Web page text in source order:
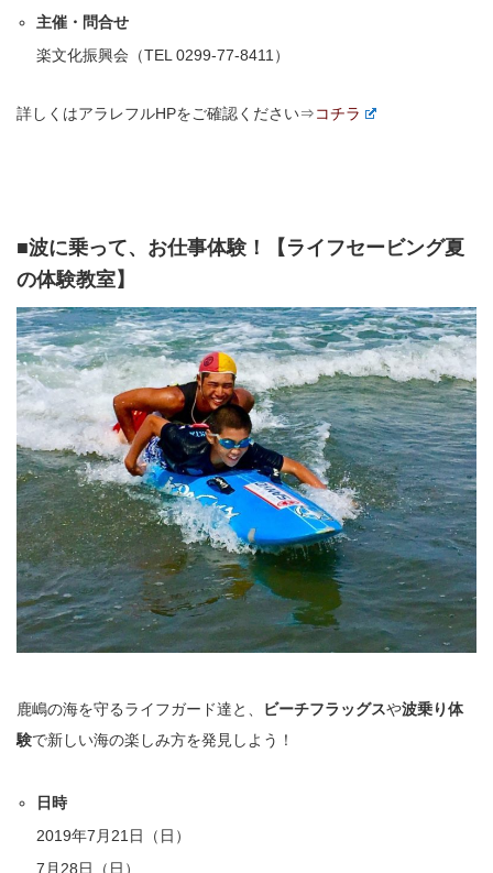
主催・問合せ
楽文化振興会（TEL 0299-77-8411）
詳しくはアラレフルHPをご確認ください⇒コチラ
■波に乗って、お仕事体験！【ライフセービング夏
の体験教室】
鹿嶋の海を守るライフガード達と、 ビーチフラッグスや波乗り体
験で新しい海の楽しみ方を発見しよう！
日時
2019年7月21日（日）
7月28日（日）